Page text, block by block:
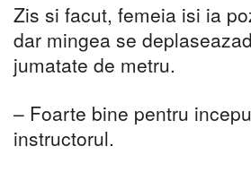
Zis si facut, femeia isi ia
dar mingea se
jumatate de metru.
– Foarte bine pentru
instructorul.